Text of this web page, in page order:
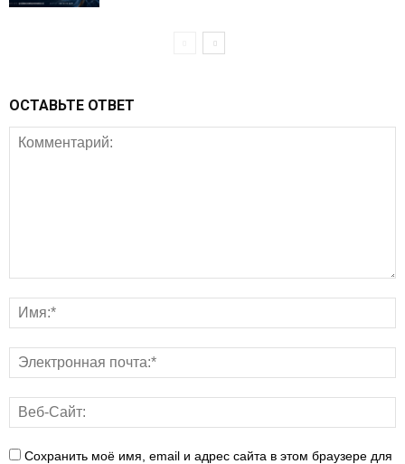
ОСТАВЬТЕ ОТВЕТ
Сохранить моё имя, email и адрес сайта в этом браузере для